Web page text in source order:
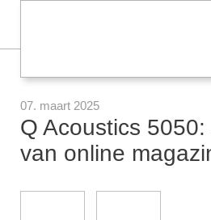
07. maart 2025
Q Acoustics
van online